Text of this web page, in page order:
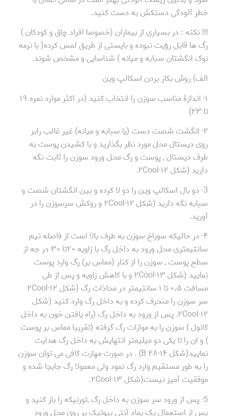
خطر آلودگی دستکش به دست کنید.
!!! نکته : در بسیاری از بیماران (خصوصا افراد چاق و کودکان )
رگ ها قابل رؤیت نبوده و بایستی از طریق لمس کرده( با نرمه
نوک انگشتان سبابه و میانه ) شناسایی و مشخص شوند.
الف) روش بکار بردن اسکالپ وین
۱- اندازۀ مناسب سوزن را انتخاب کنید (در اکثر موارد نمره ۱۹
تا ۲۳)
۲- انگشت شصت دست (یا سبابه و میانه) غیر غالب رابر
روی دیستال محل مورد نظر بگذارید و با کشیدن پوست به
طرف دیستال , پوست و رگ محل ورود سوزن را ثابت نگه
دارید (شکل ۱۲-۲Cool.
3- دو بال اسکالپ وین را دو لا کرده و بین انگشتان شصت و
سبابه نگه دارید (شکل ۱۲-۲Cool و روکش سرسوزن را در
آورید.
۴- در حالیکه سوراخ سوزن به طرف بالا است از فاصله نیم
سانتیمتری محل ورود به داخل رگ با زاویه ۲۰تا ۳۰ در جه از
سطح پوست , سوزن را از کنار (مماس بر) رگ وارد پوست
نمایید (شکل ۱۳-۲Cool و با کاهش زاویه و پس از طی
مسافت ۰٫۵ تا ۱ سانتیمتر در محاذات رگ (شکل ۱۲-۲Cool
سر سوزن را منحرف کرده و به داخل رگ وارد کنید (شکل
۱۲-۲Cool. پس از ورود به داخل رگ (راه یافتن خون به داخل
کانول ) سوزن را به موازات رگ گرفته (تقریبا مماس بر پوست
) و ان را تا یکی دو میلیمتر انتهایش به داخل رگ هدایت
نمایید(شکل ۱۴-۲۸ B) . در صورت مهارت کافی می توان سوزن
را به طور مستقیم وارد رگ نمود ولی معمولا رگ جابجا شده و
موفقیت آمیز نیست(شکل ۱۳-۲Cool.
5- پس از ورود سر سوزن به داخل رگ ,تورنیکه را باز کنید و
پس از استعمال یک پماد آنتی بیوتیک بر روی محل ورود